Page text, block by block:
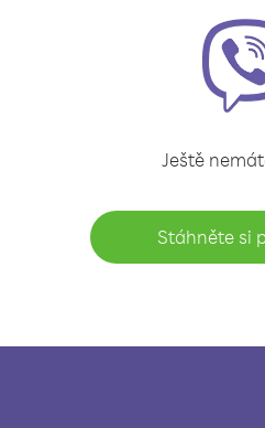
Ještě
Stáhněte si